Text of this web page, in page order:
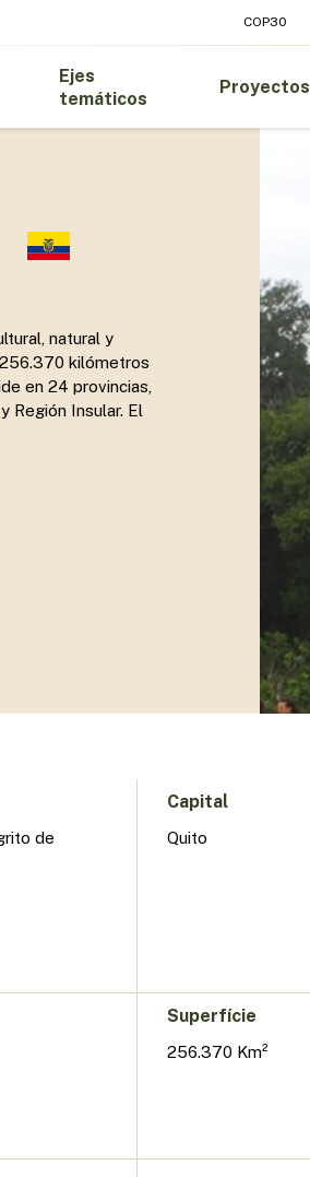
COP30
Ejes
temáticos
Proyectos
natural y
kilómetros
en 24 provincias,
Región Insular. El
de
Capital
Quito
Superfície
256.370 Km²